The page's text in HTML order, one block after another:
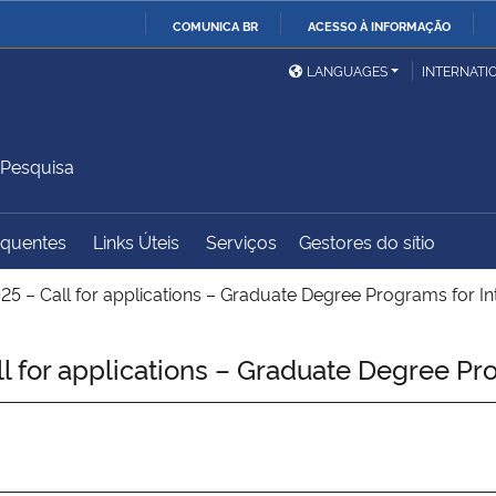
COMUNICA BR ACESSO À INFORMAÇÃO
Ministério da Defesa
Ministério das Relações
Exteriores
Ministério do
Desenvolvimento Regional
Controladoria-Geral da
União
Advocacia-Geral da União Banco Central do Brasil
LANGUAGES
Links Úteis Serviços Gestores do sítio
– Call for applications – Graduate Degree Programs for
for applications – Graduate Degree